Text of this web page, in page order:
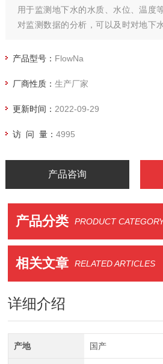
用于监测地下水的水质、水位、温度
对监测数据的分析，可以及时对地下
产品型号： FlowNa
厂商性质： 生产厂家
更新时间： 2022-09-29
访 问 量： 4995
产品咨询
产品分类 PRODUCT
相关文章 RELATED ARTICLES
详细介绍
产地 国产